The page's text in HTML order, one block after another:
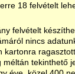
18 felvételt
felvételt
nincs
kartonra
tekinthető